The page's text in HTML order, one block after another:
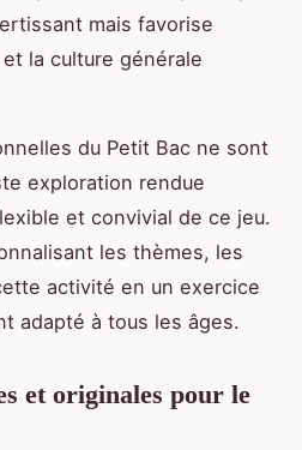
mais favorise
la culture générale
du Petit Bac ne sont
exploration rendue
et convivial de ce jeu.
les thèmes, les
activité en un exercice
adapté à tous les âges.
et originales pour le